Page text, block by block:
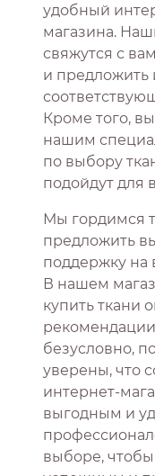
удобный
магазина.
свяжутся с
и
Кроме того,
нашим
по выбору
подойдут для
Мы гордимся
предложить
поддержку на
В нашем
купить ткани
рекомендации
безусловно,
уверены, что
интернет-
выгодным и
выборе,